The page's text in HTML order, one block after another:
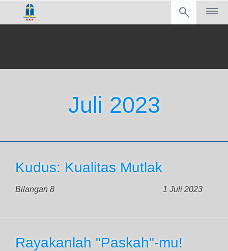
Juli 2023
Kudus: Kualitas Mutlak
Bilangan 8 1 Juli 2023
Rayakanlah "Paskah"-mu!